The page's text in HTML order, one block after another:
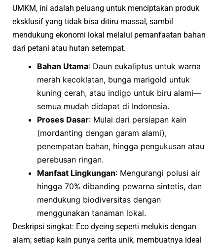
UMKM, ini adalah peluang untuk menciptakan produk
eksklusif yang tidak bisa ditiru massal, sambil
mendukung ekonomi lokal melalui pemanfaatan bahan
dari petani atau hutan setempat.
Bahan Utama: Daun eukaliptus untuk warna
merah kecoklatan, bunga marigold untuk
kuning cerah, atau indigo untuk biru alami—
semua mudah didapat di Indonesia.
Proses Dasar: Mulai dari persiapan kain
(mordanting dengan garam alami),
penempatan bahan, hingga pengukusan atau
perebusan ringan.
Manfaat Lingkungan: Mengurangi polusi air
hingga 70% dibanding pewarna sintetis, dan
mendukung biodiversitas dengan
menggunakan tanaman lokal.
Deskripsi singkat: Eco dyeing seperti melukis dengan
alam; setiap kain punya cerita unik, membuatnya ideal